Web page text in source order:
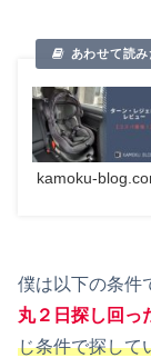
kamoku-
僕は以下の条件
丸２日探し回っ
じ条件で探して